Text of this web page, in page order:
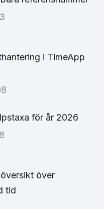
i TimeApp
för år 2026
över
tid